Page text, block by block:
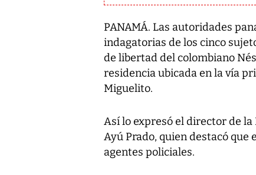
PANAMÁ. Las autoridades
indagatorias de los cinco
de libertad del colombiano
residencia ubicada en la vía
Miguelito.
Así lo expresó el director de la
Ayú Prado, quien destacó que
agentes policiales.